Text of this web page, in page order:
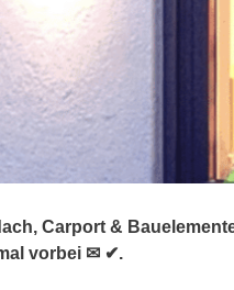
Carport &
vorbei ✉ ✔.